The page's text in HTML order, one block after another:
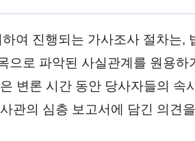
여 진행되는 가사조사 절차는,
으로 파악된 사실관계를 원용하
변론 시간 동안 당사자들의 속
관의 심층 보고서에 담긴 의견